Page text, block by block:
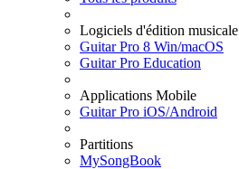
Logiciels d'édition musicale
Guitar Pro 8 Win/macOS
Guitar Pro Education
Applications Mobile
Guitar Pro iOS/Android
Partitions
MySongBook